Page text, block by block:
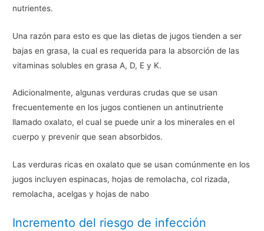
nutrientes.
Una razón para esto es que las dietas de jugos tienden a ser
bajas en grasa, la cual es requerida para la absorción de las
vitaminas solubles en grasa A, D, E y K.
Adicionalmente, algunas verduras crudas que se usan
frecuentemente en los jugos contienen un antinutriente
llamado oxalato, el cual se puede unir a los minerales en el
cuerpo y prevenir que sean absorbidos.
Las verduras ricas en oxalato que se usan comúnmente en los
jugos incluyen espinacas, hojas de remolacha, col rizada,
remolacha, acelgas y hojas de nabo
Incremento del riesgo de infección